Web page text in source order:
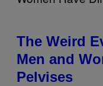
The Weird
Men and
Pelvises